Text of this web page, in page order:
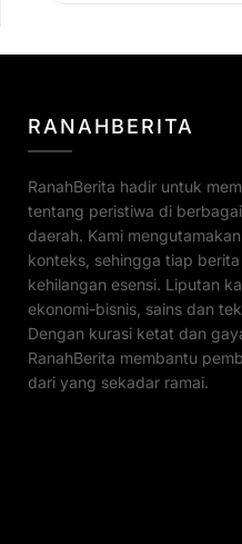
RANAHBERITA
RanahBerita hadir untuk
tentang peristiwa di
daerah. Kami
konteks, sehingga tiap
kehilangan esensi. Liputan
ekonomi-bisnis, sains dan
Dengan kurasi ketat dan
RanahBerita membantu
dari yang sekadar ramai.